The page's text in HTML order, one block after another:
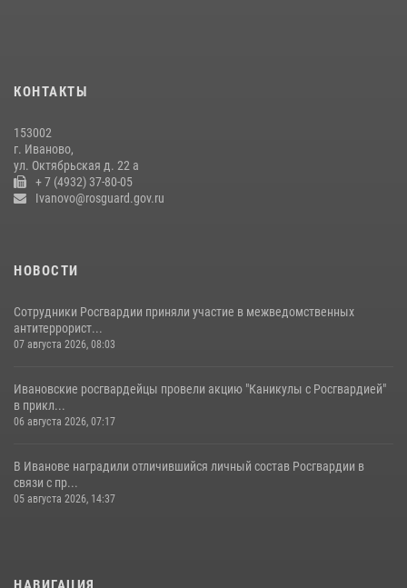
15 июля 2026, 13:03
КОНТАКТЫ
153002
г. Иваново,
ул. Октябрьская д. 22 а
+ 7 (4932) 37-80-05
Ivanovo@rosguard.gov.ru
НОВОСТИ
Сотрудники Росгвардии приняли участие в межведомственных
антитеррорист...
07 августа 2026, 08:03
Ивановские росгвардейцы провели акцию "Каникулы с Росгвардией"
в прикл...
06 августа 2026, 07:17
В Иванове наградили отличившийся личный состав Росгвардии в
связи с пр...
05 августа 2026, 14:37